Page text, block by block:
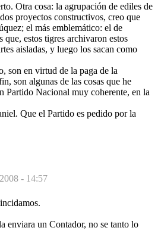
Otra cosa: la agrupación de ediles de
proyectos constructivos, creo que
el más emblemático: el de
que, estos tigres archivaron estos
aisladas, y luego los sacan como
son en virtud de la paga de la
son algunas de las cosas que he
Partido Nacional muy coherente, en la
Que el Partido es pedido por la
- 14:57
enviara un Contador, no se tanto lo